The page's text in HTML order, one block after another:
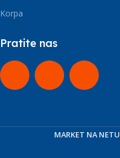
Korpa
Pratite nas
MARKET NA NETU